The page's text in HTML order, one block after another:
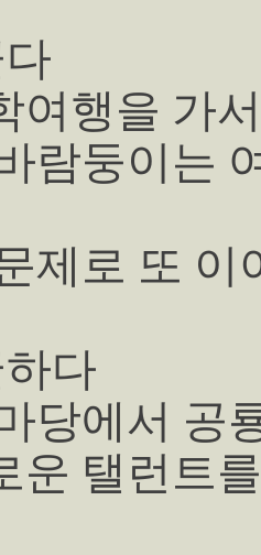
여행을 가
람둥이는
제로 또
다
당에서 공
운 탤런트